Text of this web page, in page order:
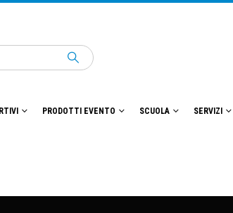
PRODOTTI EVENTO SCUOLA SERVIZI